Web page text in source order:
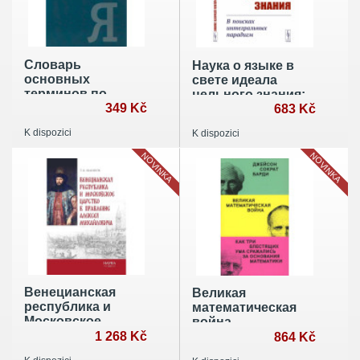
Словарь
основных
терминов по
инновационной
349 Kč
K dispozici
Наука о языке в
свете идеала
цельного знания:
парадигм
683 Kč
K dispozici
Венецианская
республика и
Московское
1 268 Kč
NOVINKA
Великая
математическая
война
864 Kč
NOVINKA